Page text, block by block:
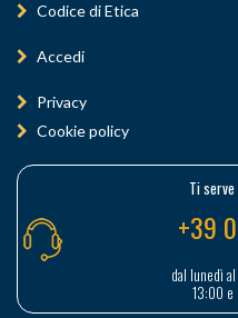
Codice di Etica
Accedi
Privacy
Cookie policy
Ti
+39
dal lunedì
13:00 e